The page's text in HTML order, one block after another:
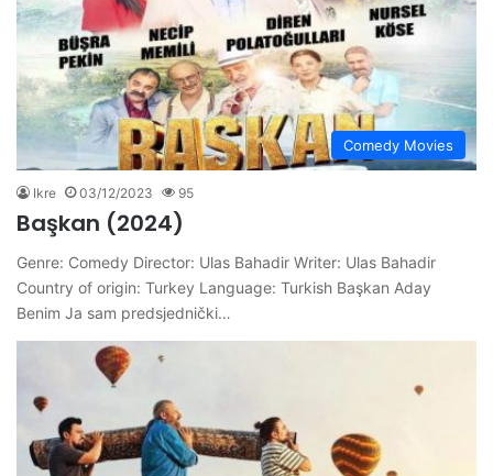
Comedy Movies
Ikre 03/12/2023 95
Başkan (2024)
Genre: Comedy Director: Ulas Bahadir Writer: Ulas Bahadir
Country of origin: Turkey Language: Turkish Başkan Aday
Benim Ja sam predsjednički…